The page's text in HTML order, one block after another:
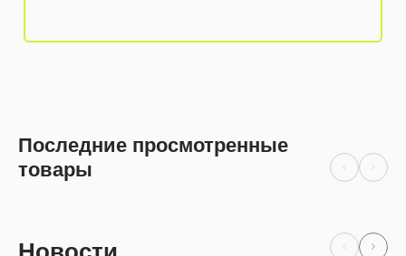
Последние просмотренные
товары